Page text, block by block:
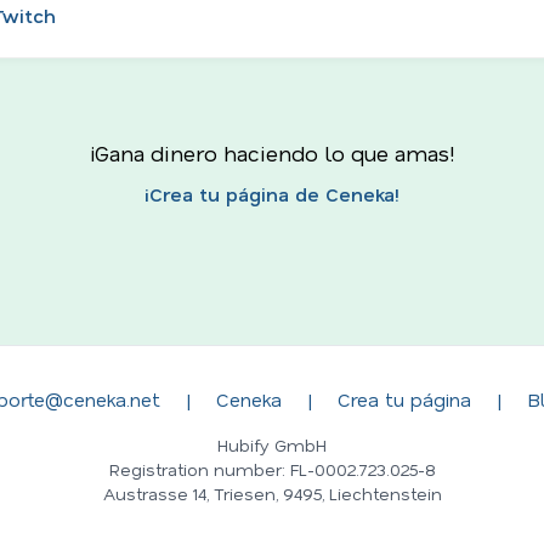
¡Gana dinero haciendo lo que amas!
¡Crea tu página de Ceneka!
| Ceneka | Crea tu página |
Hubify GmbH
Registration number: FL-0002.723.025-8
Austrasse 14, Triesen, 9495, Liechtenstein